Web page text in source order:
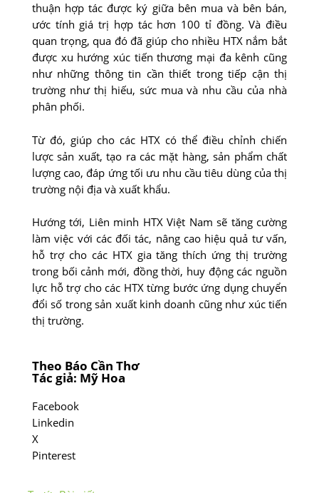
thuận hợp tác được ký giữa bên mua và bên bán,
ước tính giá trị hợp tác hơn 100 tỉ đồng. Và điều
quan trọng, qua đó đã giúp cho nhiều HTX nắm bắt
được xu hướng xúc tiến thương mại đa kênh cũng
như những thông tin cần thiết trong tiếp cận thị
trường như thị hiếu, sức mua và nhu cầu của nhà
phân phối.
Từ đó, giúp cho các HTX có thể điều chỉnh chiến
lược sản xuất, tạo ra các mặt hàng, sản phẩm chất
lượng cao, đáp ứng tối ưu nhu cầu tiêu dùng của thị
trường nội địa và xuất khẩu.
Hướng tới, Liên minh HTX Việt Nam sẽ tăng cường
làm việc với các đối tác, nâng cao hiệu quả tư vấn,
hỗ trợ cho các HTX gia tăng thích ứng thị trường
trong bối cảnh mới, đồng thời, huy động các nguồn
lực hỗ trợ cho các HTX từng bước ứng dụng chuyển
đổi số trong sản xuất kinh doanh cũng như xúc tiến
thị trường.
Theo Báo Cần Thơ
Tác giả: Mỹ Hoa
Facebook
Linkedin
X
Pinterest